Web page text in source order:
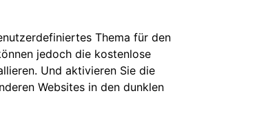
Thema für den
jedoch die kostenlose
Und aktivieren Sie die
Websites in den dunklen